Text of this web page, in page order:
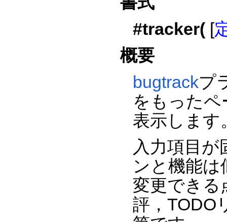
#tracker( [
概要
bugtrackプ
をもった
表示します
入力項目
ンと機能
変更できる
評，TODO